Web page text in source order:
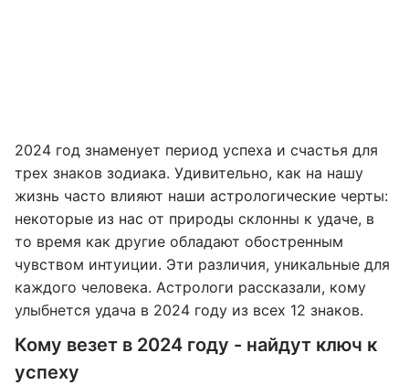
2024 год знаменует период успеха и счастья для
трех знаков зодиака. Удивительно, как на нашу
жизнь часто влияют наши астрологические черты:
некоторые из нас от природы склонны к удаче, в
то время как другие обладают обостренным
чувством интуиции. Эти различия, уникальные для
каждого человека. Астрологи рассказали, кому
улыбнется удача в 2024 году из всех 12 знаков.
Кому везет в 2024 году - найдут ключ к
успеху